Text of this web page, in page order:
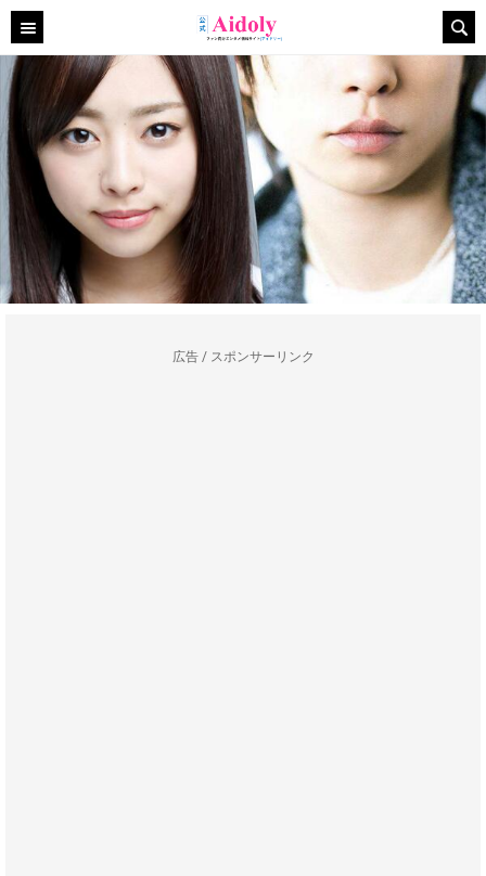
広告 / スポンサーリンク